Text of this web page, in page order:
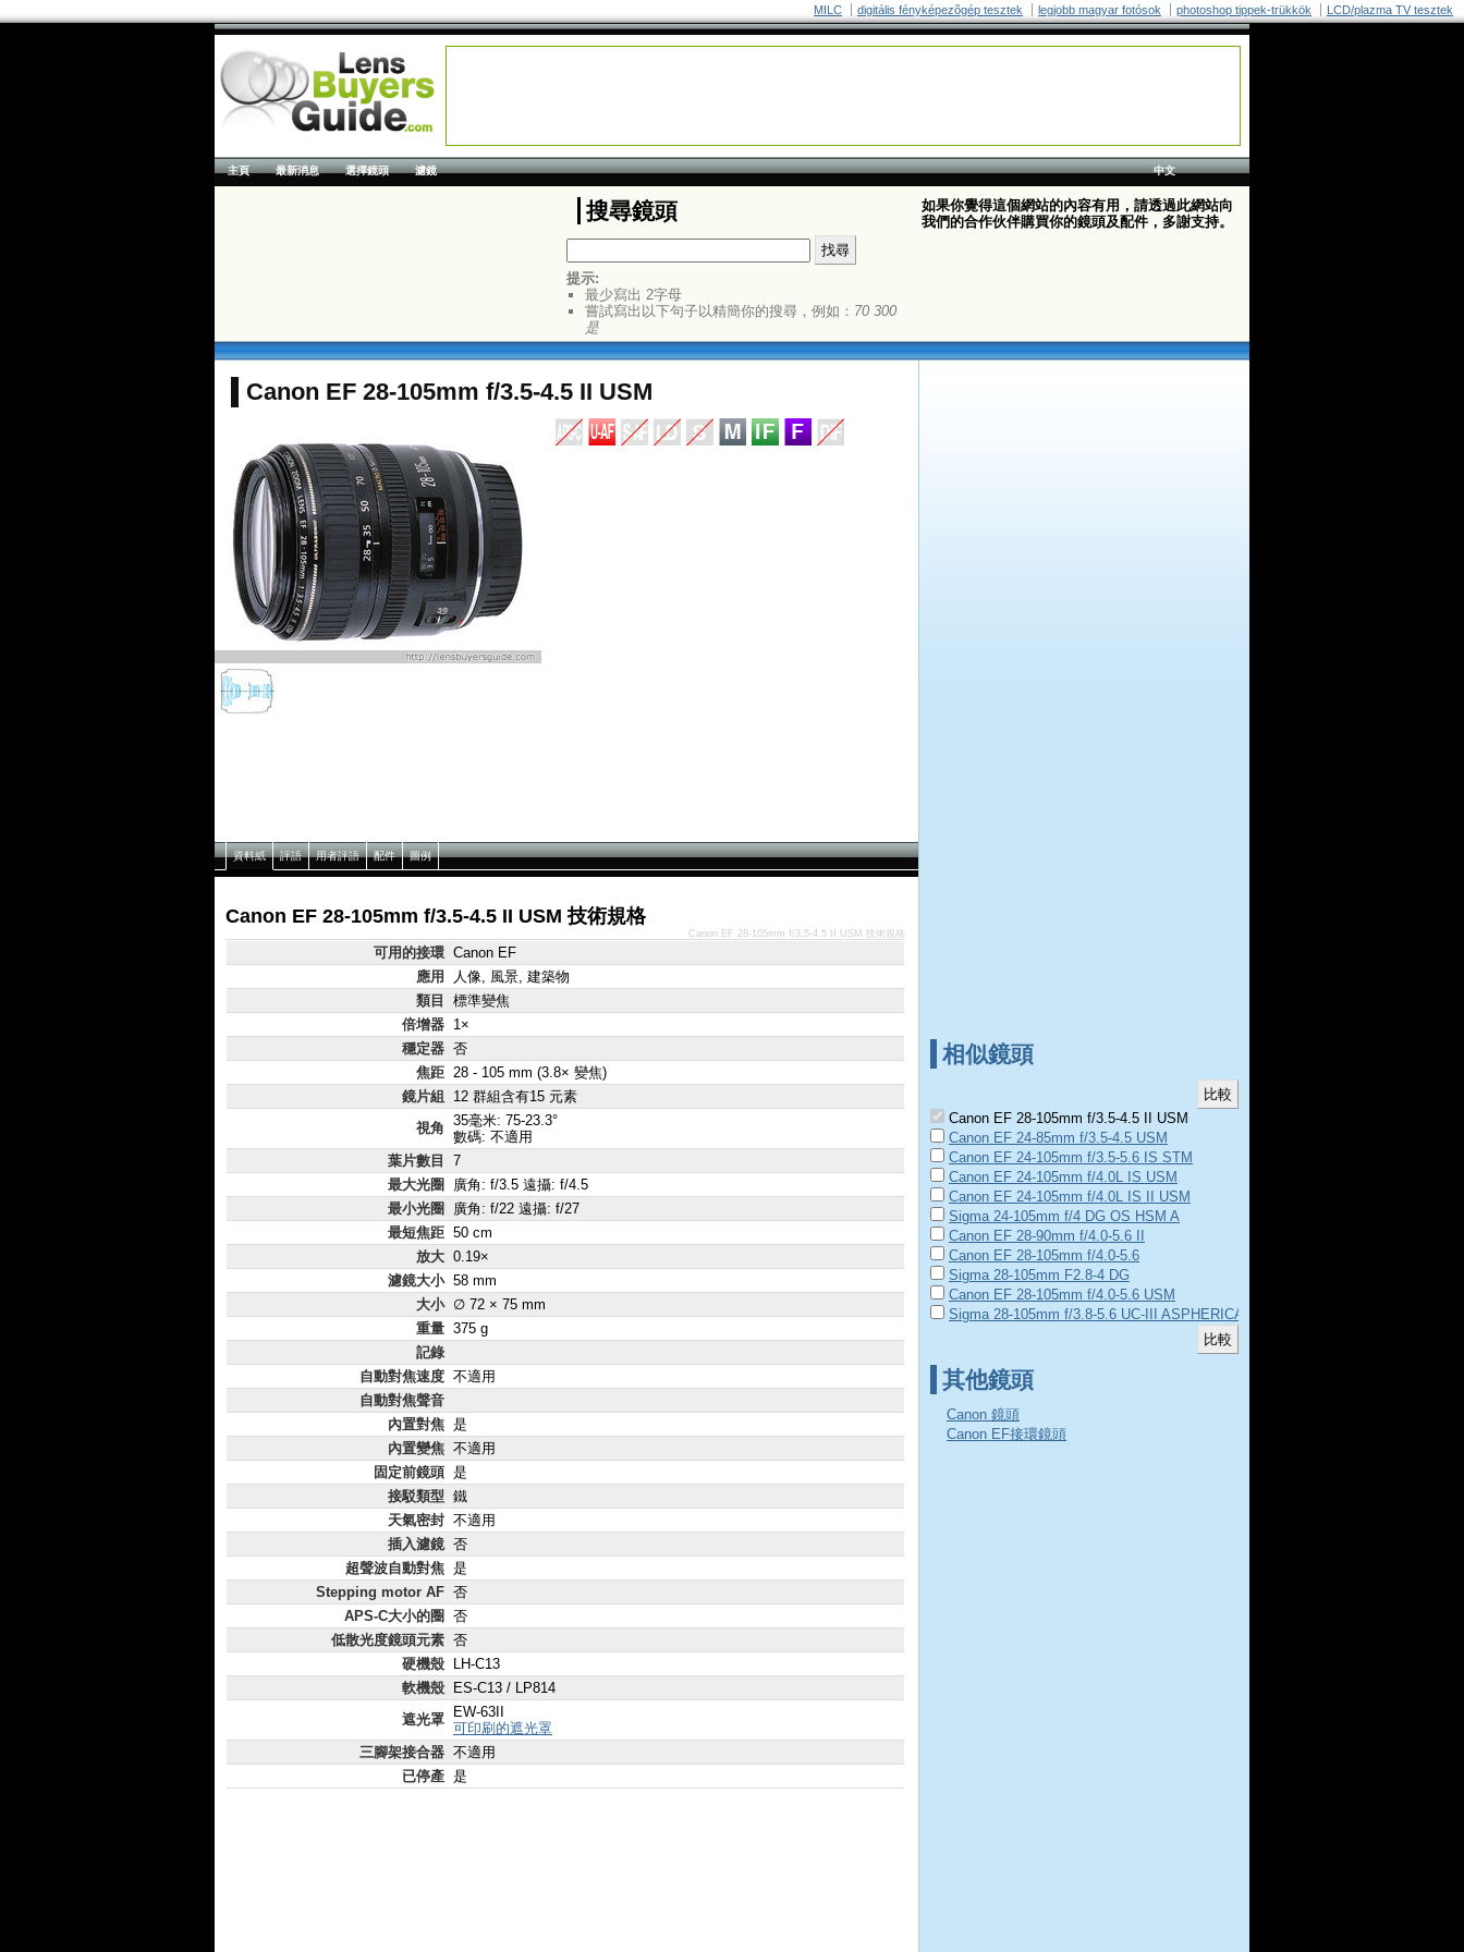
MILC digitális fényképezõgép tesztek legjobb magyar fotósok photoshop tippek-trükkök LCD/plazma TV tesztek
中文
主頁 最新消息 選擇鏡頭 濾鏡
搜尋鏡頭
提示:
最少寫出 2字母
嘗試寫出以下句子以精簡你的搜尋，例如： 70 300
是
如果你覺得這個網站的內容有用，請透過此網站向
我們的合作伙伴購買你的鏡頭及配件，多謝支持。
Canon EF 28-105mm f/3.5-4.5 II USM
資料紙 評語 用者評語 配件 圖例
Canon EF 28-105mm f/3.5-4.5 II USM 技術規格
可用的接環 Canon EF
應用
人像, 風景, 建築物
類目
標準變焦
倍增器 1×
穩定器 否
焦距 28 - 105 mm (3.8× 變焦)
鏡片組
12 群組含有15 元素
視角 35毫米: 75-23.3°
數碼: 不適用
葉片數目
7
最大光圈
廣角: f/3.5 遠攝: f/4.5
最小光圈
廣角: f/22 遠攝: f/27
最短焦距 50 cm
放大 0.19×
濾鏡大小 58 mm
大小 ∅ 72 × 75 mm
重量 375 g
記錄
自動對焦速度 不適用
自動對焦聲音
內置對焦 是
內置變焦 不適用
固定前鏡頭 是
接駁類型 鐵
天氣密封 不適用
插入濾鏡 否
超聲波自動對焦 是
Stepping motor AF 否
APS-C大小的圈
否
低散光度鏡頭元素 否
硬機殼
LH-C13
軟機殼
ES-C13 / LP814
遮光罩
EW-63II
可印刷的遮光罩
三腳架接合器 不適用
已停產 是
Canon EF 28-105mm f/3.5-4.5 II USM 技術規格
相似鏡頭
Canon EF 28-105mm f/3.5-4.5 II USM
Canon EF 24-85mm f/3.5-4.5 USM
Canon EF 24-105mm f/3.5-5.6 IS STM
Canon EF 24-105mm f/4.0L IS USM
Canon EF 24-105mm f/4.0L IS II USM
Sigma 24-105mm f/4 DG OS HSM A
Canon EF 28-90mm f/4.0-5.6 II
Canon EF 28-105mm f/4.0-5.6
Sigma 28-105mm F2.8-4 DG
Canon EF 28-105mm f/4.0-5.6 USM
Sigma 28-105mm f/3.8-5.6 UC-III ASPHERICAL IF
其他鏡頭
Canon 鏡頭
Canon EF接環鏡頭